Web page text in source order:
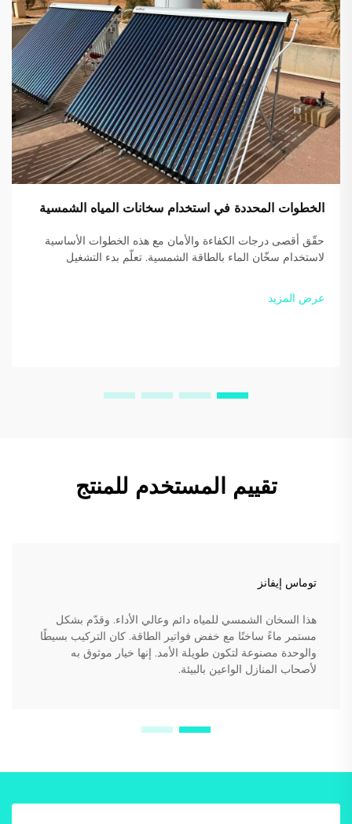
الخطوات المحددة في استخدام سخانات المياه الشمسية
حقّق أقصى درجات الكفاءة والأمان مع هذه الخطوات الأساسية
لاستخدام سخّان الماء بالطاقة الشمسية. تعلّم بدء التشغيل
توفير الطاقة اليوم.
عرض المزيد
تقييم المستخدم للمنتج
توماس إيفانز
هذا السخان الشمسي للمياه دائم وعالي الأداء. وقدّم بشكل
مستمر ماءً ساخنًا مع خفض فواتير الطاقة. كان التركيب بسيطًا
والوحدة مصنوعة لتكون طويلة الأمد. إنها خيار موثوق به
لأصحاب المنازل الواعين بالبيئة.